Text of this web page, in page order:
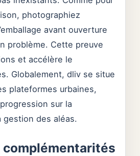
photographiez
avant ouverture
problème. Cette preuve
et accélère le
Globalement, dliv se situe
plateformes urbaines,
sur la
gestion des aléas.